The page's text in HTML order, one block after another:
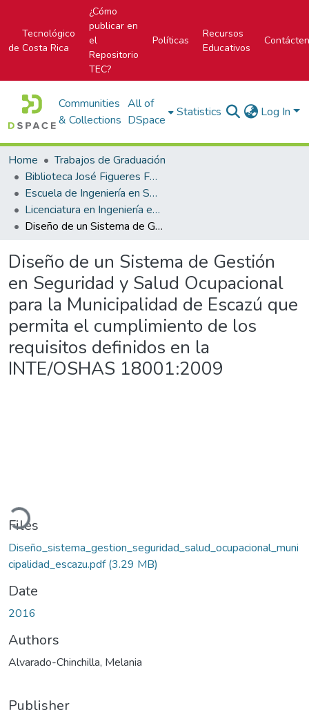
Tecnológico
de Costa Rica
¿Cómo
publicar en
el
Repositorio
TEC?
Políticas
Recursos
Educativos
Communities
& Collections
All of
DSpace
Statistics Log In
Home
Trabajos de Graduación
Biblioteca José Figueres Ferrer
Escuela de Ingeniería en Seguridad Laboral e Higiene Ambiental
Licenciatura en Ingeniería en Seguridad Laboral e Higiene Ambiental
Diseño de un Sistema de Gestión en Seguridad y Salud Ocupacional para la Municipalidad de Escazú que permita el cumplimiento de los requisitos definidos en la INTE/OSHAS 18001:2009
Diseño de un Sistema de Gestión
en Seguridad y Salud Ocupacional
para la Municipalidad de Escazú que
permita el cumplimiento de los
requisitos definidos en la
INTE/OSHAS 18001:2009
Loading...
Files
Diseño_sistema_gestion_seguridad_salud_ocupacional_muni
cipalidad_escazu.pdf(3.29 MB)
Date
2016
Authors
Alvarado-Chinchilla, Melania
Publisher